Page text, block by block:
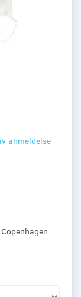
anmeldelse